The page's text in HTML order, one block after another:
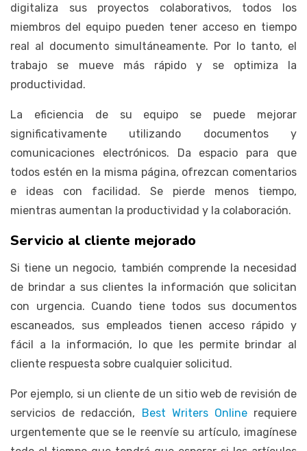
digitaliza sus proyectos colaborativos, todos los
miembros del equipo pueden tener acceso en tiempo
real al documento simultáneamente. Por lo tanto, el
trabajo se mueve más rápido y se optimiza la
productividad.
La eficiencia de su equipo se puede mejorar
significativamente utilizando documentos y
comunicaciones electrónicos. Da espacio para que
todos estén en la misma página, ofrezcan comentarios
e ideas con facilidad. Se pierde menos tiempo,
mientras aumentan la productividad y la colaboración.
Servicio al cliente mejorado
Si tiene un negocio, también comprende la necesidad
de brindar a sus clientes la información que solicitan
con urgencia. Cuando tiene todos sus documentos
escaneados, sus empleados tienen acceso rápido y
fácil a la información, lo que les permite brindar al
cliente respuesta sobre cualquier solicitud.
Por ejemplo, si un cliente de un sitio web de revisión de
servicios de redacción, Best Writers Onlinerequiere
urgentemente que se le reenvíe su artículo, imagínese